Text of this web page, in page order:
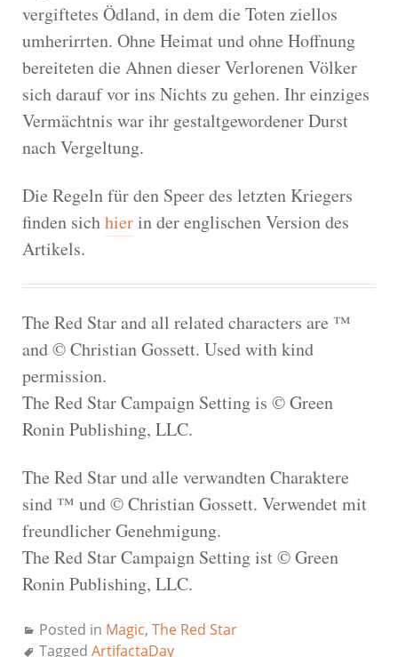
vergiftetes Ödland, in dem die Toten ziellos
umherirrten. Ohne Heimat und ohne Hoffnung
bereiteten die Ahnen dieser Verlorenen Völker
sich darauf vor ins Nichts zu gehen. Ihr einziges
Vermächtnis war ihr gestaltgewordener Durst
nach Vergeltung.
Die Regeln für den Speer des letzten Kriegers
finden sichhierin der englischen Version des
Artikels.
The Red Star and all related characters are ™
and © Christian Gossett. Used with kind
permission.
The Red Star Campaign Setting is © Green
Ronin Publishing, LLC.
The Red Star und alle verwandten Charaktere
sind ™ und © Christian Gossett. Verwendet mit
freundlicher Genehmigung.
The Red Star Campaign Setting ist © Green
Ronin Publishing, LLC.
Posted in Magic, The Red Star
Tagged ArtifactaDay